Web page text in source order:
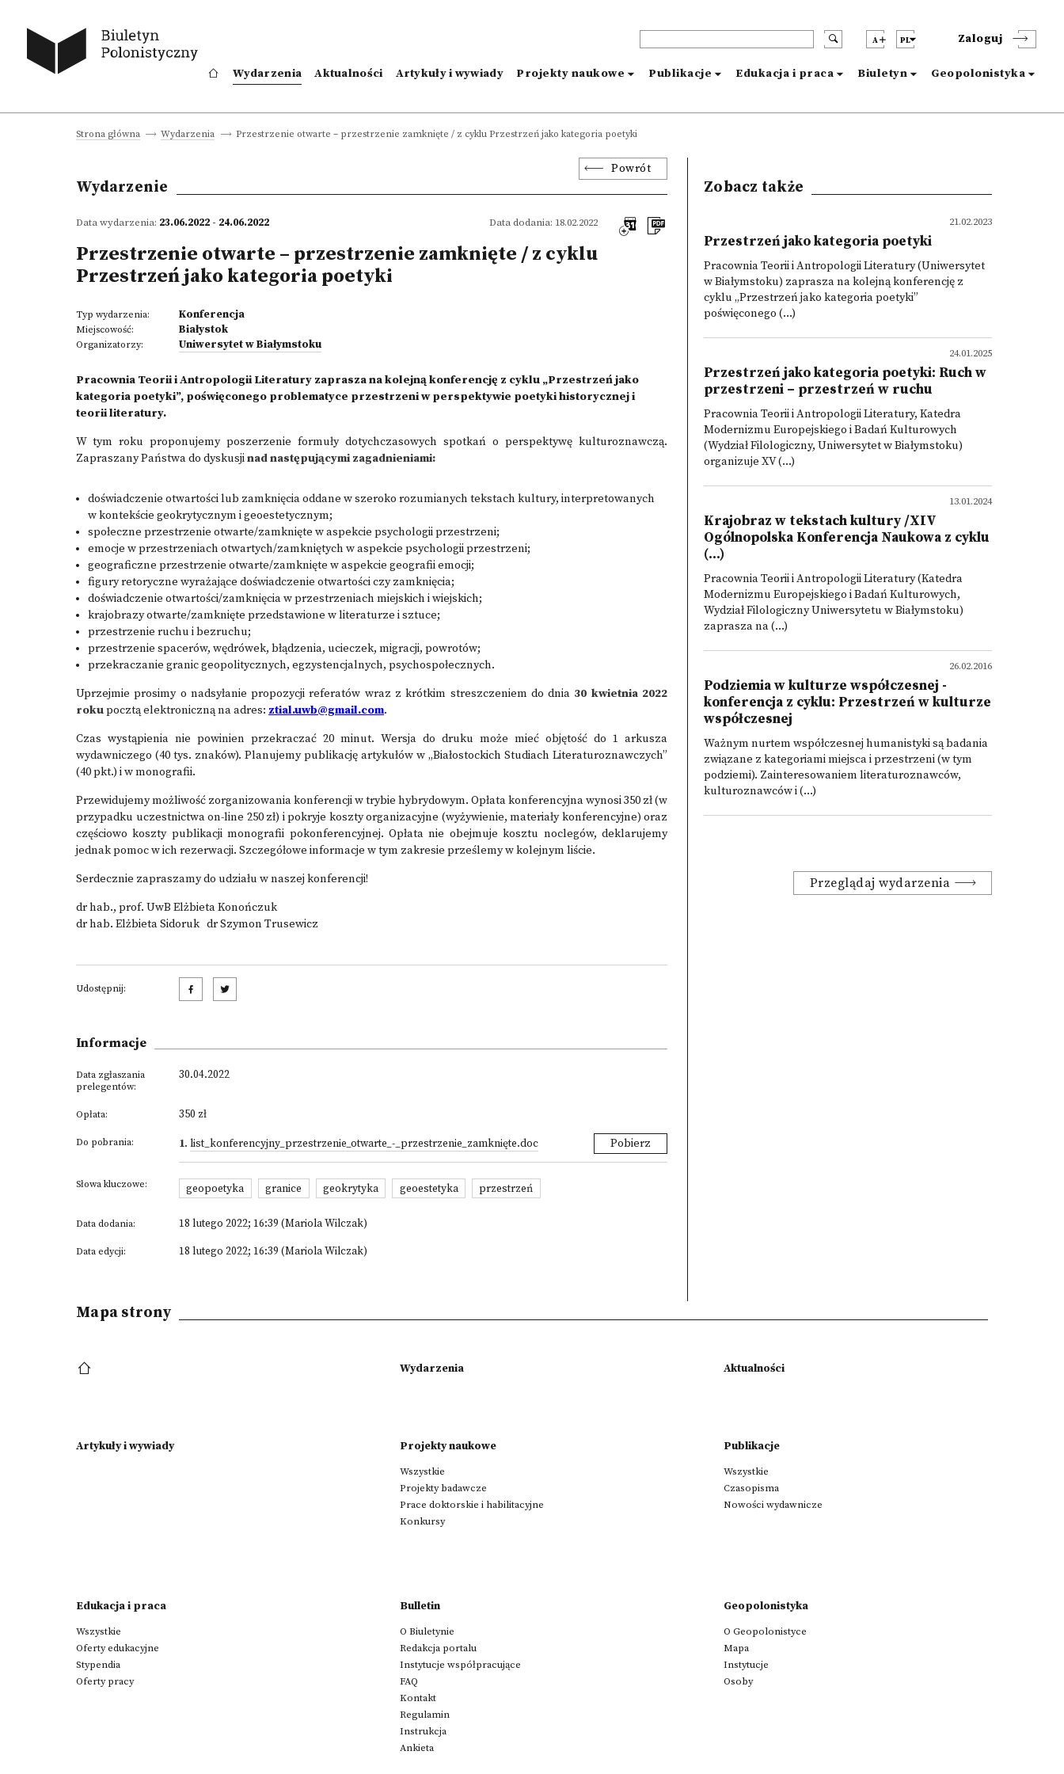
A PL Zaloguj
Wydarzenia Aktualności Artykuły i wywiady Projekty naukowe Publikacje Edukacja i praca Biuletyn Geopolonistyka
Strona główna Wydarzenia Przestrzenie otwarte – przestrzenie zamknięte / z cyklu Przestrzeń jako kategoria poetyki
Powrót
Wydarzenie
Data wydarzenia: 23.06.2022 - 24.06.2022 Data dodania: 18.02.2022
Przestrzenie otwarte – przestrzenie zamknięte / z cyklu
Przestrzeń jako kategoria poetyki
Typ wydarzenia: Konferencja
Miejscowość: Białystok
Organizatorzy: Uniwersytet w Białymstoku
Pracownia Teorii i Antropologii Literatury zaprasza na kolejną konferencję z cyklu „Przestrzeń jako
kategoria poetyki”, poświęconego problematyce przestrzeni w perspektywie poetyki historycznej i
teorii literatury.
W tym roku proponujemy poszerzenie formuły dotychczasowych spotkań o perspektywę kulturoznawczą.
Zapraszany Państwa do dyskusjinad następującymi zagadnieniami:
doświadczenie otwartości lub zamknięcia oddane w szeroko rozumianych tekstach kultury, interpretowanych
w kontekście geokrytycznym i geoestetycznym;
społeczne przestrzenie otwarte/zamknięte w aspekcie psychologii przestrzeni;
emocje w przestrzeniach otwartych/zamkniętych w aspekcie psychologii przestrzeni;
geograficzne przestrzenie otwarte/zamknięte w aspekcie geografii emocji;
figury retoryczne wyrażające doświadczenie otwartości czy zamknięcia;
doświadczenie otwartości/zamknięcia w przestrzeniach miejskich i wiejskich;
krajobrazy otwarte/zamknięte przedstawione w literaturze i sztuce;
przestrzenie ruchu i bezruchu;
przestrzenie spacerów, wędrówek, błądzenia, ucieczek, migracji, powrotów;
przekraczanie granic geopolitycznych, egzystencjalnych, psychospołecznych.
Uprzejmie prosimy o nadsyłanie propozycji referatów wraz z krótkim streszczeniem do dnia 30 kwietnia 2022
rokupocztą elektroniczną na adres: ztial.uwb@gmail.com.
Czas wystąpienia nie powinien przekraczać 20 minut. Wersja do druku może mieć objętość do 1 arkusza
wydawniczego (40 tys. znaków). Planujemy publikację artykułów w „Białostockich Studiach Literaturoznawczych”
(40 pkt.) i w monografii.
Przewidujemy możliwość zorganizowania konferencji w trybie hybrydowym. Opłata konferencyjna wynosi 350 zł (w
przypadku uczestnictwa on-line 250 zł) i pokryje koszty organizacyjne (wyżywienie, materiały konferencyjne) oraz
częściowo koszty publikacji monografii pokonferencyjnej. Opłata nie obejmuje kosztu noclegów, deklarujemy
jednak pomoc w ich rezerwacji. Szczegółowe informacje w tym zakresie prześlemy w kolejnym liście.
Serdecznie zapraszamy do udziału w naszej konferencji!
dr hab., prof. UwB Elżbieta Konończuk
dr hab. Elżbieta Sidoruk dr Szymon Trusewicz
Udostępnij:
Informacje
Data zgłaszania
prelegentów:
30.04.2022
Opłata: 350 zł
Do pobrania: 1. list_konferencyjny_przestrzenie_otwarte_-_przestrzenie_zamknięte.doc Pobierz
Słowa kluczowe: geopoetyka granice geokrytyka geoestetyka przestrzeń
Data dodania: 18 lutego 2022; 16:39 (Mariola Wilczak)
Data edycji: 18 lutego 2022; 16:39 (Mariola Wilczak)
Zobacz także
21.02.2023
Przestrzeń jako kategoria poetyki
Pracownia Teorii i Antropologii Literatury (Uniwersytet
w Białymstoku) zaprasza na kolejną konferencję z
cyklu „Przestrzeń jako kategoria poetyki”
poświęconego (...)
24.01.2025
Przestrzeń jako kategoria poetyki: Ruch w
przestrzeni – przestrzeń w ruchu
Pracownia Teorii i Antropologii Literatury, Katedra
Modernizmu Europejskiego i Badań Kulturowych
(Wydział Filologiczny, Uniwersytet w Białymstoku)
organizuje XV (...)
13.01.2024
Krajobraz w tekstach kultury /XIV
Ogólnopolska Konferencja Naukowa z cyklu
(...)
Pracownia Teorii i Antropologii Literatury (Katedra
Modernizmu Europejskiego i Badań Kulturowych,
Wydział Filologiczny Uniwersytetu w Białymstoku)
zaprasza na (...)
26.02.2016
Podziemia w kulturze współczesnej -
konferencja z cyklu: Przestrzeń w kulturze
współczesnej
Ważnym nurtem współczesnej humanistyki są badania
związane z kategoriami miejsca i przestrzeni (w tym
podziemi). Zainteresowaniem literaturoznawców,
kulturoznawców i (...)
Przeglądaj wydarzenia
Mapa strony
Wydarzenia Aktualności
Artykuły i wywiady Projekty naukowe
Wszystkie
Projekty badawcze
Prace doktorskie i habilitacyjne
Konkursy
Publikacje
Wszystkie
Czasopisma
Nowości wydawnicze
Edukacja i praca
Wszystkie
Oferty edukacyjne
Stypendia
Oferty pracy
Bulletin
O Biuletynie
Redakcja portalu
Instytucje współpracujące
FAQ
Kontakt
Regulamin
Instrukcja
Ankieta
Geopolonistyka
O Geopolonistyce
Mapa
Instytucje
Osoby